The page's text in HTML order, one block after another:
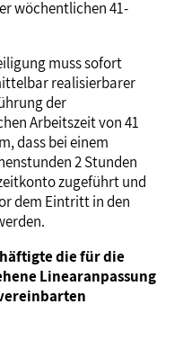
wöchentlichen 41-
muss sofort
realisierbarer
der
Arbeitszeit von 41
dass bei einem
2 Stunden
zugeführt und
dem Eintritt in den
die für die
Linearanpassung